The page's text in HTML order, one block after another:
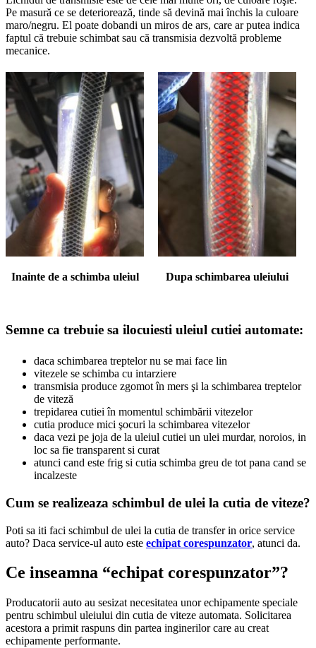
Pe masură ce se deteriorează, tinde să devină mai închis la culoare
maro/negru. El poate dobandi un miros de ars, care ar putea indica
faptul că trebuie schimbat sau că transmisia dezvoltă probleme
mecanice.
Inainte de a schimba uleiul Dupa schimbarea uleiului
Semne ca trebuie sa ilocuiesti uleiul cutiei automate:
daca schimbarea treptelor nu se mai face lin
vitezele se schimba cu intarziere
transmisia produce zgomot în mers şi la schimbarea treptelor
de viteză
trepidarea cutiei în momentul schimbării vitezelor
cutia produce mici şocuri la schimbarea vitezelor
daca vezi pe joja de la uleiul cutiei un ulei murdar, noroios, in
loc sa fie transparent si curat
atunci cand este frig si cutia schimba greu de tot pana cand se
incalzeste
Cum se realizeaza schimbul de ulei la cutia de viteze?
Poti sa iti faci schimbul de ulei la cutia de transfer in orice service
auto? Daca service-ul auto este echipat corespunzator, atunci da.
Ce inseamna “echipat corespunzator”?
Producatorii auto au sesizat necesitatea unor echipamente speciale
pentru schimbul uleiului din cutia de viteze automata. Solicitarea
acestora a primit raspuns din partea inginerilor care au creat
echipamente performante.